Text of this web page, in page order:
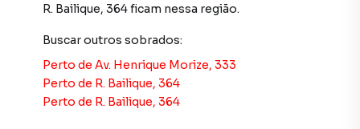
Formosa, em São Paulo. Não encontrou o que procurava
Paulo? Entre em contato com nossa equipe pelo telefone
(11) 2783-2000.
A Imobiliária Xavier e Brito tem mais opções de
R. Bailique, 364ficam nessa região.
Buscar outros sobrados:
Perto de Av. Henrique Morize, 333
Perto de R. Bailique, 364
Perto de R. Bailique, 364